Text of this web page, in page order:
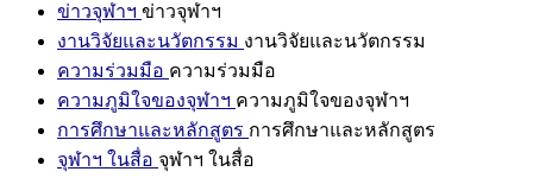
ข่าวจุฬาฯ ข่าวจุฬาฯ
งานวิจัยและนวัตกรรม งานวิจัยและนวัตกรรม
ความร่วมมือ ความร่วมมือ
ความภูมิใจของจุฬาฯ ความภูมิใจของจุฬาฯ
การศึกษาและหลักสูตร การศึกษาและหลักสูตร
จุฬาฯ ในสื่อ จุฬาฯ ในสื่อ